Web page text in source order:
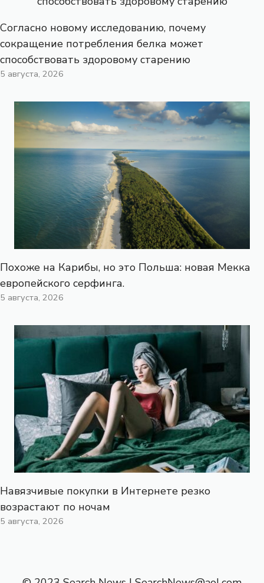
Согласно новому исследованию, почему
сокращение потребления белка может
способствовать здоровому старению
5 августа, 2026
Похоже на Карибы, но это Польша: новая Мекка
европейского серфинга.
5 августа, 2026
Навязчивые покупки в Интернете резко
возрастают по ночам
5 августа, 2026